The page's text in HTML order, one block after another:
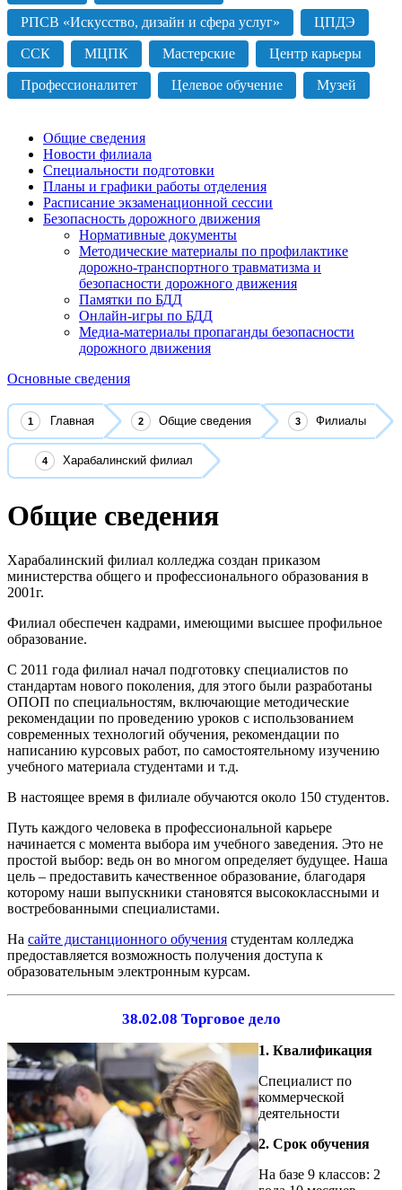
РПСВ «Искусство, дизайн и сфера услуг» ЦПДЭ
ССК МЦПК Мастерские Центр карьеры
Профессионалитет Целевое обучение Музей
Общие сведения
Новости филиала
Специальности подготовки
Планы и графики работы отделения
Расписание экзаменационной сессии
Безопасность дорожного движения
Нормативные документы
Методические материалы по профилактике
дорожно-транспортного травматизма и
безопасности дорожного движения
Памятки по БДД
Онлайн-игры по БДД
Медиа-материалы пропаганды безопасности
дорожного движения
Основные сведения
Главная Общие сведения Филиалы
Харабалинский филиал
Общие сведения
Харабалинский филиал колледжа создан приказом
министерства общего и профессионального образования в
2001г.
Филиал обеспечен кадрами, имеющими высшее профильное
образование.
С 2011 года филиал начал подготовку специалистов по
стандартам нового поколения, для этого были разработаны
ОПОП по специальностям, включающие методические
рекомендации по проведению уроков с использованием
современных технологий обучения, рекомендации по
написанию курсовых работ, по самостоятельному изучению
учебного материала студентами и т.д.
В настоящее время в филиале обучаются около 150 студентов.
Путь каждого человека в профессиональной карьере
начинается с момента выбора им учебного заведения. Это не
простой выбор: ведь он во многом определяет будущее. Наша
цель – предоставить качественное образование, благодаря
которому наши выпускники становятся высококлассными и
востребованными специалистами.
На сайте дистанционного обучения студентам колледжа
предоставляется возможность получения доступа к
образовательным электронным курсам.
38.02.08 Торговое дело
1. Квалификация
Специалист по
коммерческой
деятельности
2. Срок обучения
На базе 9 классов: 2